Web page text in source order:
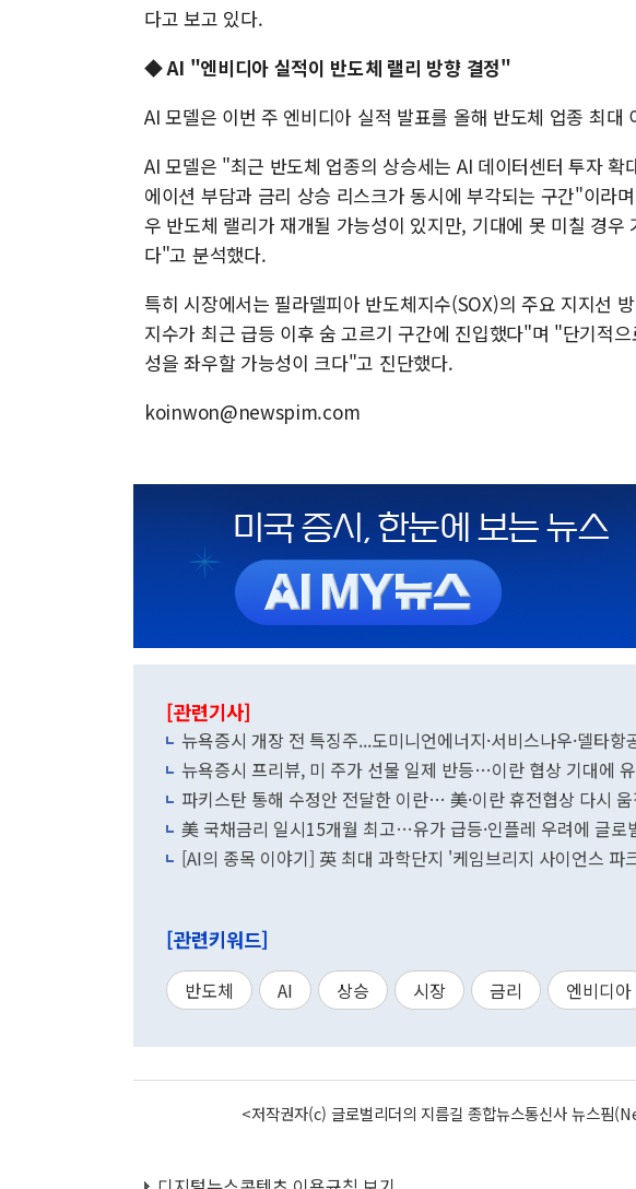
다고 보고 있다.
◆ AI "엔비디아 실적이 반도체 랠리 방향 결정"
AI 모델은 이번 주 엔비디아 실적 발표를 올해 반도체 업종 최대
AI 모델은 "최근 반도체 업종의 상승세는 AI 데이터센터 투자
에이션 부담과 금리 상승 리스크가 동시에 부각되는 구간"이라
우 반도체 랠리가 재개될 가능성이 있지만, 기대에 못 미칠 경우
다"고 분석했다.
특히 시장에서는 필라델피아 반도체지수(SOX)의 주요 지지선
지수가 최근 급등 이후 숨 고르기 구간에 진입했다"며 "단기적
성을 좌우할 가능성이 크다"고 진단했다.
koinwon@newspim.com
[관련기사]
뉴욕증시 개장 전 특징주...도미니언에너지·서비스나우·델타
뉴욕증시 프리뷰, 미 주가 선물 일제 반등…이란 협상 기대에
각
파키스탄 통해 수정안 전달한 이란… 美·이란 휴전협상 다시
美 국채금리 일시15개월 최고…유가 급등·인플레 우려에 글로
[AI의 종목 이야기] 英 최대 과학단지 '케임브리지 사이언스
[관련키워드]
반도체 AI 상승 시장 금리 엔비디아
<저작권자(c) 글로벌리더의 지름길 종합뉴스통신사 뉴스핌